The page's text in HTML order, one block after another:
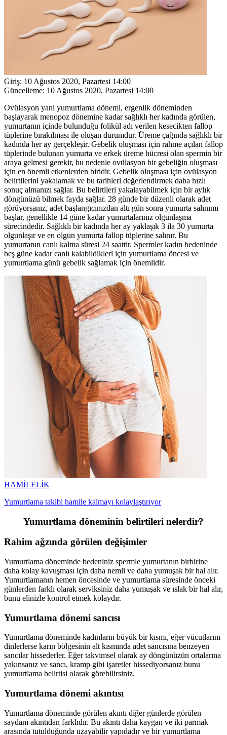
Giriş: 10 Ağustos 2020, Pazartesi 14:00
Güncelleme: 10 Ağustos 2020, Pazartesi 14:00
Ovülasyon yani yumurtlama dönemi, ergenlik döneminden
başlayarak menopoz dönemine kadar sağlıklı her kadında görülen,
yumurtanın içinde bulunduğu folikül adı verilen kesecikten fallop
tüplerine bırakılması ile oluşan durumdur. Üreme çağında sağlıklı bir
kadında her ay gerçekleşir. Gebelik oluşması için rahme açılan fallop
tüplerinde bulunan yumurta ve erkek üreme hücresi olan spermin bir
araya gelmesi gerekir, bu nedenle ovülasyon bir gebeliğin oluşması
için en önemli etkenlerden biridir. Gebelik oluşması için ovülasyon
belirtilerini yakalamak ve bu tarihleri değerlendirmek daha hızlı
sonuç almanızı sağlar. Bu belirtileri yakalayabilmek için bir aylık
döngünüzü bilmek fayda sağlar. 28 günde bir düzenli olarak adet
görüyorsanız, adet başlangıcınızdan altı gün sonra yumurta salınımı
başlar, genellikle 14 güne kadar yumurtalarınız olgunlaşma
sürecindedir. Sağlıklı bir kadında her ay yaklaşık 3 ila 30 yumurta
olgunlaşır ve en olgun yumurta fallop tüplerine salınır. Bu
yumurtanın canlı kalma süresi 24 saattir. Spermler kadın bedeninde
beş güne kadar canlı kalabildikleri için yumurtlama öncesi ve
yumurtlama günü gebelik sağlamak için önemlidir.
HAMİLELİK
Yumurtlama takibi hamile kalmayı kolaylaştırıyor
Yumurtlama döneminin belirtileri nelerdir?
Rahim ağzında görülen değişimler
Yumurtlama döneminde bedeniniz spermle yumurtanın birbirine
daha kolay kavuşması için daha nemli ve daha yumuşak bir hal alır.
Yumurtlamanın hemen öncesinde ve yumurtlama süresinde önceki
günlerden farklı olarak serviksiniz daha yumuşak ve ıslak bir hal alır,
bunu elinizle kontrol etmek kolaydır.
Yumurtlama dönemi sancısı
Yumurtlama döneminde kadınların büyük bir kısmı, eğer vücutlarını
dinlerlerse karın bölgesinin alt kısmında adet sancısına benzeyen
sancılar hissederler. Eğer takvimsel olarak ay döngünüzün ortalarına
yakınsanız ve sancı, kramp gibi işaretler hissediyorsanız bunu
yumurtlama belirtisi olarak görebilirsiniz.
Yumurtlama dönemi akıntısı
Yumurtlama döneminde görülen akıntı diğer günlerde görülen
saydam akıntıdan farklıdır. Bu akıntı daha kaygan ve iki parmak
arasında tutulduğunda uzayabilir yapıdadır ve bir yumurtlama